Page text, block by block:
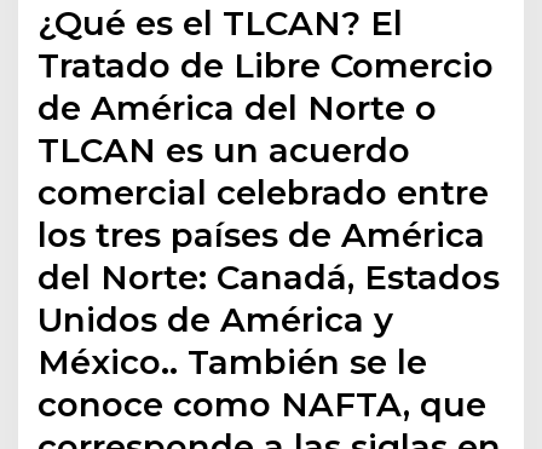
¿Qué es el TLCAN? El
Tratado de Libre Comercio
de América del Norte o
TLCAN es un acuerdo
comercial celebrado entre
los tres países de América
del Norte: Canadá, Estados
Unidos de América y
México.. También se le
conoce como NAFTA, que